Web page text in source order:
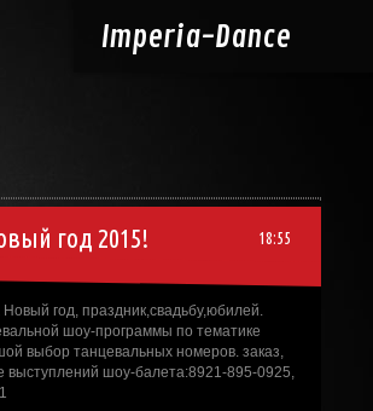
Imperia-Dance
18:55
год 2015!
год, праздник,свадьбу,юбилей.
шоу-программы по тематике
выбор танцевальных номеров. заказ,
выступлений шоу-балета:8921-895-0925,